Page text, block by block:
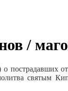
/
пострадавших
святым